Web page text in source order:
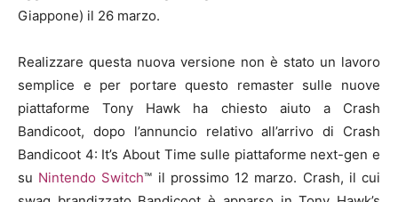
Giappone) il 26 marzo.
Realizzare questa nuova versione non è stato un lavoro
semplice e per portare questo remaster sulle nuove
piattaforme Tony Hawk ha chiesto aiuto a Crash
Bandicoot, dopo l’annuncio relativo all’arrivo di Crash
Bandicoot 4: It’s About Time sulle piattaforme next-gen e
su Nintendo Switch™ il prossimo 12 marzo. Crash, il cui